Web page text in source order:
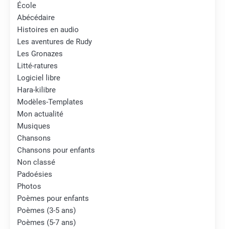
École
Abécédaire
Histoires en audio
Les aventures de Rudy
Les Gronazes
Litté-ratures
Logiciel libre
Hara-kilibre
Modèles-Templates
Mon actualité
Musiques
Chansons
Chansons pour enfants
Non classé
Padoésies
Photos
Poèmes pour enfants
Poèmes (3-5 ans)
Poèmes (5-7 ans)